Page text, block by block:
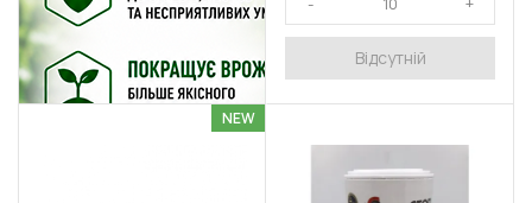
Відсутній
NEW